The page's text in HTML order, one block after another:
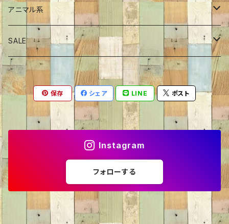
シャツ
プルオーバー
カーディガン
ジャケット
プルオーバー
Tシャツ
シャツ・ブラウス
ニット・セーター
トレーナー
パーカー
スカート
ワンピース
チュニック
アニマル系
恐竜
サメ
ねこ
ライオン
SALE
70％OFF
60％OFF
50％OFF
30％OFF
保存 シェア LINE ポスト
Instagram
フォローする